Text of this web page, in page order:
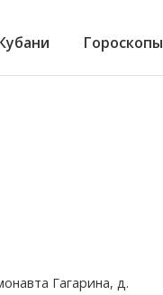
Гороскопы
Гагарина, д.